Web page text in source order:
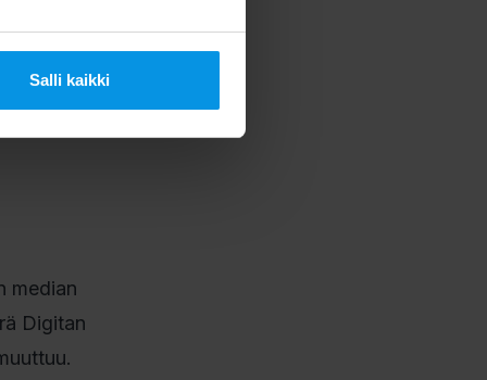
Salli kaikki
median
Digitan